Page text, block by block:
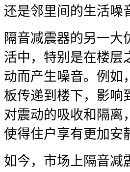
还是邻里间的生活噪
隔音减震器的另一大
活中，特别是在楼层
动而产生噪音。例如
板传递到楼下，影响
对震动的吸收和隔离
使得住户享有更加安
如今，市场上隔音减